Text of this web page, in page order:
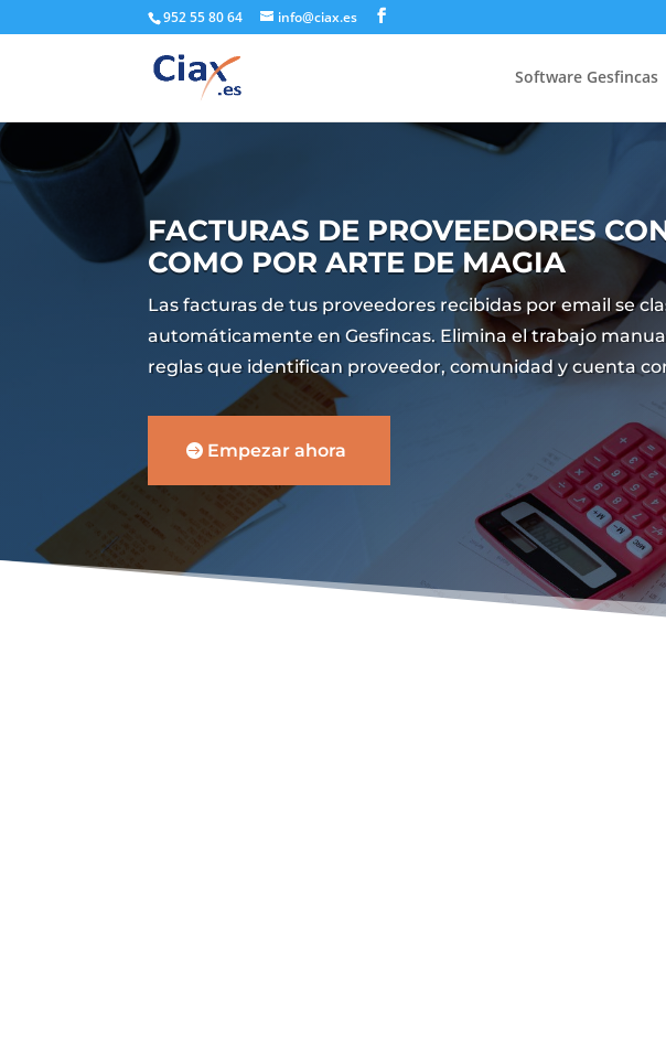
952 55 80 64 info@ciax.es
Software Gesfincas
FACTURAS DE PROVEEDORES
COMO POR ARTE DE MAGIA
Las facturas de tus proveedores recibidas por email se
automáticamente en Gesfincas. Elimina el trabajo
reglas que identifican proveedor, comunidad y cuenta
Empezar ahora